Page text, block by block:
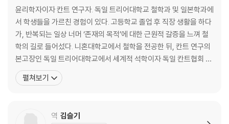
고민 15 논리적으로 반박하는 힘을 갖고 싶어요
고민 16 윤리학을 왜 배워야 하나요?
철학 공부 1 자유를 말하는 두 철학자, 칸트와 에픽테토스
제2부 칸트의 생각을 다시 생각하다
의문 1 모든 행동은 옳고 그름 둘 중 하나로 판단되는가?
의문 4 ‘완전 의무’와 ‘불완전 의무’는 어떻게 다른가?
윤리학자이자 칸트 연구자. 독일 트리어대학교 철학과 및 일본학과에
서 학생들을 가르친 경험이 있다. 고등학교 졸업 후 직장 생활을 하다
가, 반복되는 일상 너머 ‘존재의 목적’에 대한 근원적 갈증을 느껴 철
학의 길로 들어섰다. 니혼대학교에서 철학을 전공한 뒤, 칸트 연구의
본고장인 독일 트리어대학교에서 세계적 석학이자 독일 칸트협회 회
장을 맡은 베른트 되르플링거(Bernd Dorflinger) 교수에게 사사하
며 박사학위를 취득했다. 칸트가 남긴 실천이성의 지혜를 오늘날 우
펼쳐보기
역 김슬기